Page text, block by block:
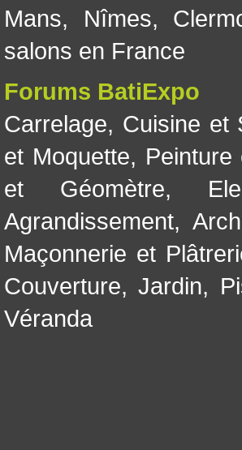
Mans, Nîmes,
salons en France
Forums BatiExpo
Carrelage, Cuisine et
et Moquette, Peinture
et Géomètre,
Agrandissement,
Maçonnerie et
Couverture,Jardin,
Véranda